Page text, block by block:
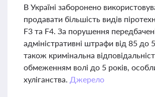
В Україні заборонено
продавати більшість видів
F3 та F4. За порушення
адміністративні штрафи від 85 до
також кримінальна
обмеженням волі до 5 років,
хуліганства. Джерело